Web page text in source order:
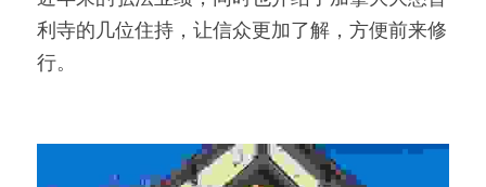
利寺的几位住持，让信众更加了解，方便前来修
行。